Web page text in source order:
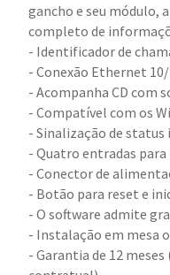
gancho e seu módulo,
completo de
- Identificador de
- Conexão Ethernet
- Acompanha CD com
- Compatível com os
- Sinalização de status
- Quatro entradas
- Conector de
- Botão para reset e
- O software admite
- Instalação em mesa
- Garantia de 12